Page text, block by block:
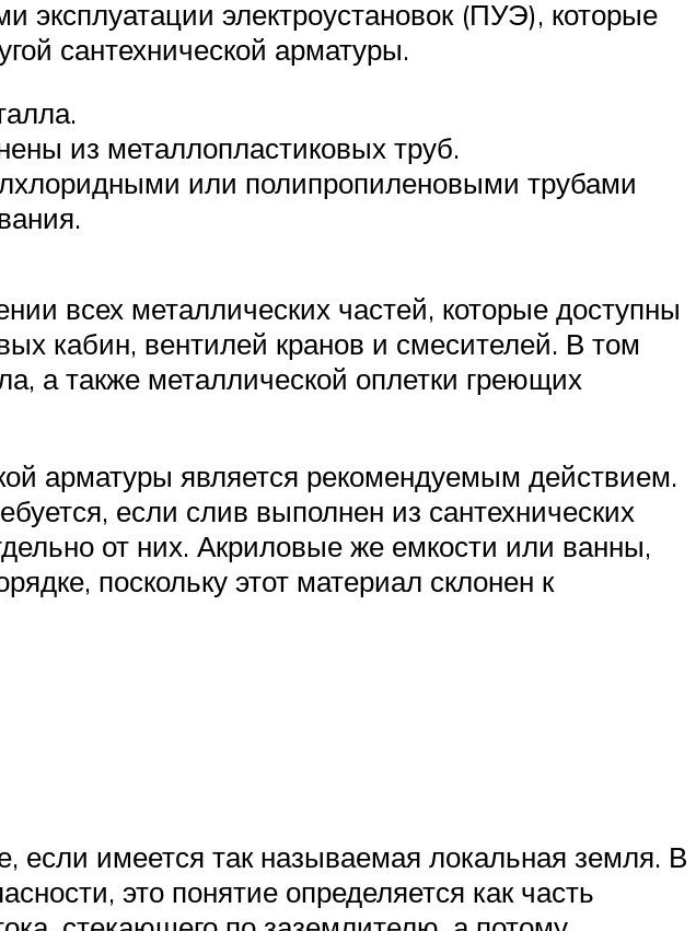
эксплуатации электроустановок (ПУЭ), которые
сантехнической арматуры.
из металлопластиковых труб.
или полипропиленовыми трубами
всех металлических частей, которые доступны
кабин, вентилей кранов и смесителей. В том
а также металлической оплетки греющих
арматуры является рекомендуемым действием.
если слив выполнен из сантехнических
от них. Акриловые же емкости или ванны,
поскольку этот материал склонен к
если имеется так называемая локальная земля. В
это понятие определяется как часть